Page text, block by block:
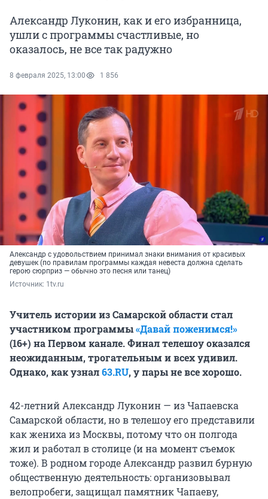
Александр Луконин, как и его избранница,
ушли с программы счастливые, но
оказалось, не все так радужно
8 февраля 2025, 13:00 1 856
Александр с удовольствием принимал знаки внимания от красивых
девушек (по правилам программы каждая невеста должна сделать
герою сюрприз — обычно это песня или танец)
Источник: 1tv.ru
Учитель истории из Самарской области стал
участником программы«Давай поженимся!»
(16+) на Первом канале. Финал телешоу оказался
неожиданным, трогательным и всех удивил.
Однако, как узнал63.RU, у пары не все хорошо.
42-летний Александр Луконин — из Чапаевска
Самарской области, но в телешоу его представили
как жениха из Москвы, потому что он полгода
жил и работал в столице (и на момент съемок
тоже). В родном городе Александр развил бурную
общественную деятельность: организовывал
велопробеги, защищал памятник Чапаеву,